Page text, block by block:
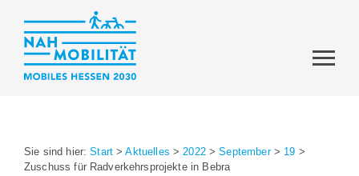
Sie sind hier:Start >Aktuelles >2022>September> 19 >
Zuschuss für Radverkehrsprojekte in Bebra